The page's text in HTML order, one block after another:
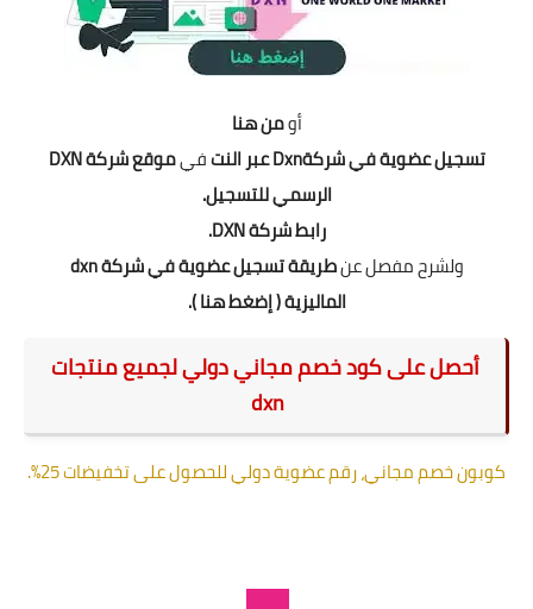
أومن هنا
تسجيل عضوية في شركةDxn عبر النت
في
موقع شركة DXN
الرسمي للتسجيل.
رابط شركة DXN.
ولشرح مفصلعن
طريقة تسجيل عضوية في شركة dxn
الماليزية(إضغط هنا).
أحصل على كود خصم مجاني دولي لجميع منتجات
dxn
كوبون خصم مجاني، رقم عضوية دولي للحصول على تخفيضات 25%.